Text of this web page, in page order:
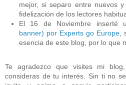
mejor, si separo entre nuevos
fidelización de los lectores
El 16 de Noviembre inserté
banner) por Experts go Europe,
esencia de este blog, por lo que
Te agradezco que visites mi
consideras de tu interés. Sin ti no